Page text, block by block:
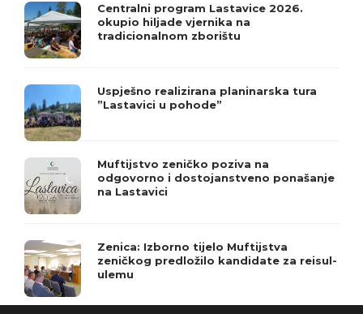
Centralni program Lastavice 2026.
okupio hiljade vjernika na
tradicionalnom zborištu
Uspješno realizirana planinarska tura
”Lastavici u pohode”
Muftijstvo zeničko poziva na
odgovorno i dostojanstveno ponašanje
na Lastavici
Zenica: Izborno tijelo Muftijstva
zeničkog predložilo kandidate za reisul-
ulemu